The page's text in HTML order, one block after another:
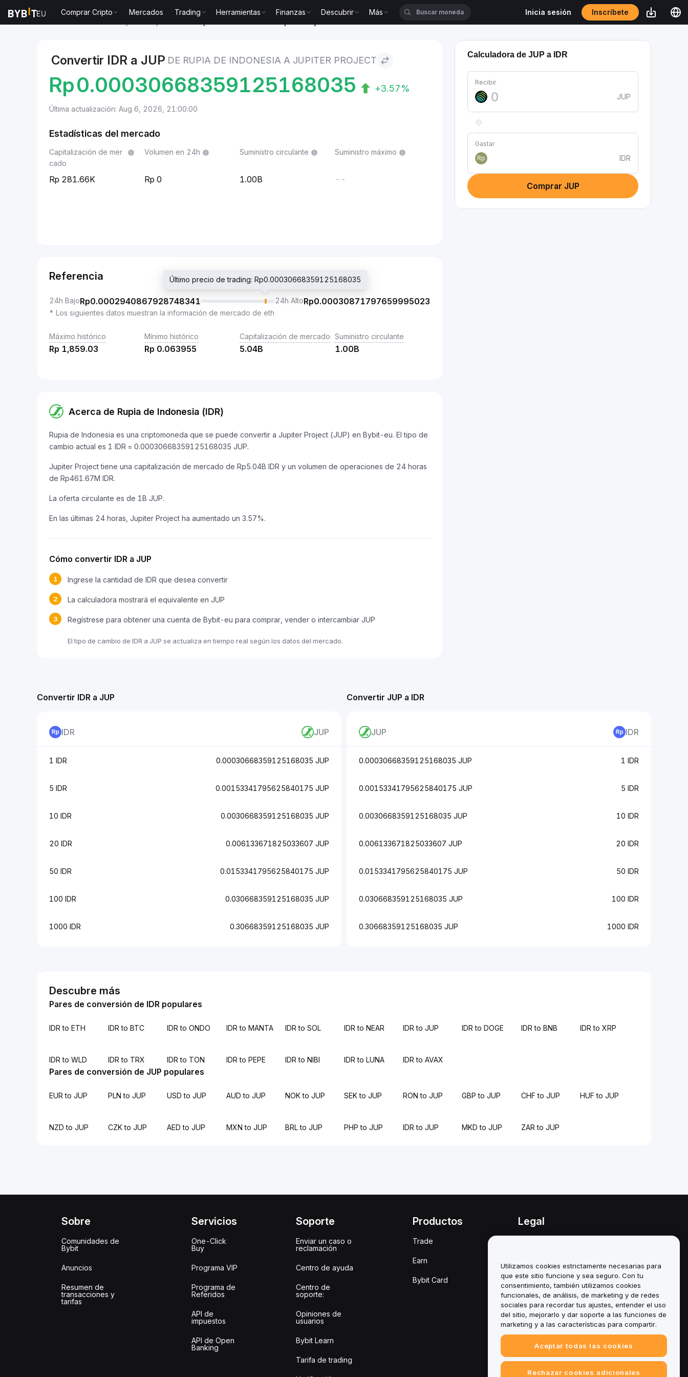
Comprar Cripto Mercados Trading Herramientas Finanzas Descubrir Más Inicia sesión Inscríbete
Convertir IDR a JUP DE RUPIA DE INDONESIA A JUPITER PROJECT
Rp0.00030668359125168035 +3.57%
Última actualización: Aug 6, 2026, 21:00:00
Estadísticas del mercado
Capitalización de mer
cado
281.66K
Volumen en 24h
0
Suministro circulante
1.00B
Suministro máximo
--
Referencia
24h BajoRp0.0002940867928748341
Último precio de trading: Rp0.00030668359125168035
24h AltoRp0.00030871797659995023
* Los siguientes datos muestran la información de mercado de eth
Máximo histórico
Rp 1,859.03
Mínimo histórico
Rp 0.063955
Capitalización de mercado
5.04B
Suministro circulante
1.00B
Acerca de Rupia de Indonesia (IDR)
Rupia de Indonesia es una criptomoneda que se puede convertir a Jupiter Project (JUP) en Bybit-eu. El tipo de
cambio actual es 1 IDR = 0.00030668359125168035 JUP.
Jupiter Project tiene una capitalización de mercado de Rp5.04B IDR y un volumen de operaciones de 24 horas
de Rp461.67M IDR.
La oferta circulante es de 1B JUP.
En las últimas 24 horas, Jupiter Project ha aumentado un 3.57%.
Cómo convertir IDR a JUP
1 Ingrese la cantidad de IDR que desea convertir
2 La calculadora mostrará el equivalente en JUP
3 Regístrese para obtener una cuenta de Bybit-eu para comprar, vender o intercambiar JUP
El tipo de cambio de IDR a JUP se actualiza en tiempo real según los datos del mercado.
Calculadora de JUP a IDR
Recibir
JUP
Gastar
Rp
IDR
Comprar JUP
Convertir JUP a IDR
JUP IDR
0.00030668359125168035 JUP 1 IDR
0.00153341795625840175 JUP 5 IDR
0.0030668359125168035 JUP 10 IDR
0.006133671825033607 JUP 20 IDR
0.0153341795625840175 JUP 50 IDR
0.030668359125168035 JUP 100 IDR
0.30668359125168035 JUP 1000 IDR
Convertir IDR a JUP
IDR JUP
1 IDR 0.00030668359125168035 JUP
5 IDR 0.00153341795625840175 JUP
10 IDR 0.0030668359125168035 JUP
20 IDR 0.006133671825033607 JUP
50 IDR 0.0153341795625840175 JUP
100 IDR 0.030668359125168035 JUP
1000 IDR 0.30668359125168035 JUP
Descubre más
Pares de conversión de IDR populares
IDR to ETH IDR to BTC IDR to ONDO IDR to MANTA IDR to SOL IDR to NEAR IDR to JUP IDR to DOGE IDR to BNB IDR to XRP
IDR to WLD IDR to TRX IDR to TON IDR to PEPE IDR to NIBI IDR to LUNA IDR to AVAX
Pares de conversión de JUP populares
EUR to JUP PLN to JUP USD to JUP AUD to JUP NOK to JUP SEK to JUP RON to JUP GBP to JUP CHF to JUP HUF to JUP
NZD to JUP CZK to JUP AED to JUP MXN to JUP BRL to JUP PHP to JUP IDR to JUP MKD to JUP ZAR to JUP
Sobre
Comunidades de
Bybit
Anuncios
Resumen de
transacciones y
tarifas
Servicios
One-Click
Buy
Programa VIP
Programa de
Referidos
API de
impuestos
API de Open
Banking
Soporte
Enviar un caso o
reclamación
Centro de ayuda
Centro de
soporte:
Opiniones de
usuarios
Bybit Learn
Tarifa de trading
Productos
Trade
Earn
Bybit Card
Legal
Resumen de la política de
custodia y administración
Información sobre ESG
Documentos técnicos de
criptoactivos
Utilizamos cookies estrictamente necesarias para
que este sitio funcione y sea seguro. Con tu
consentimiento, también utilizamos cookies
funcionales, de análisis, de marketing y de redes
sociales para recordar tus ajustes, entender el uso
del sitio, mejorarlo y dar soporte a las funciones de
marketing y a las características para compartir.
Aceptar todas las cookies
Rechazar cookies adicionales